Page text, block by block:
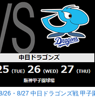
26・8/27 中日ドラゴンズ戦 甲子